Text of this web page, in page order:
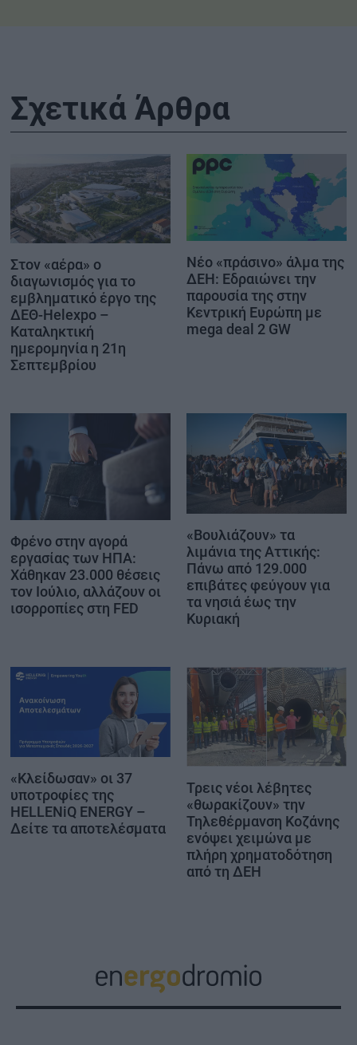
Σχετικά Άρθρα
Στον «αέρα» ο
διαγωνισμός για το
εμβληματικό έργο της
ΔΕΘ-Helexpo –
Καταληκτική
ημερομηνία η 21η
Σεπτεμβρίου
Νέο «πράσινο» άλμα της
ΔΕΗ: Εδραιώνει την
παρουσία της στην
Κεντρική Ευρώπη με
mega deal 2 GW
Φρένο στην αγορά
εργασίας των ΗΠΑ:
Χάθηκαν 23.000 θέσεις
τον Ιούλιο, αλλάζουν οι
ισορροπίες στη FED
«Βουλιάζουν» τα
λιμάνια της Αττικής:
Πάνω από 129.000
επιβάτες φεύγουν για
τα νησιά έως την
Κυριακή
«Κλείδωσαν» οι 37
υποτροφίες της
HELLENiQ ENERGY –
Δείτε τα αποτελέσματα
Τρεις νέοι λέβητες
«θωρακίζουν» την
Τηλεθέρμανση Κοζάνης
ενόψει χειμώνα με
πλήρη χρηματοδότηση
από τη ΔΕΗ